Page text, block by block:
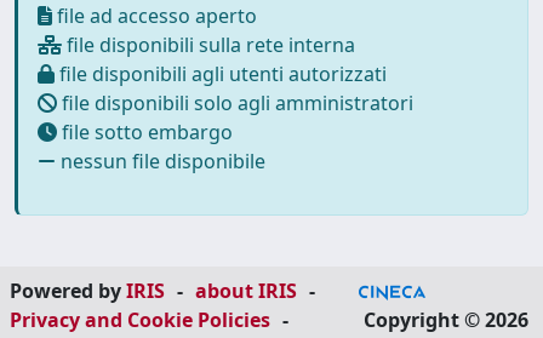
file ad accesso aperto
file disponibili sulla rete interna
file disponibili agli utenti autorizzati
file disponibili solo agli amministratori
file sotto embargo
nessun file disponibile
Powered byIRIS - about IRIS -
Privacy and Cookie Policies -
Copyright © 2026